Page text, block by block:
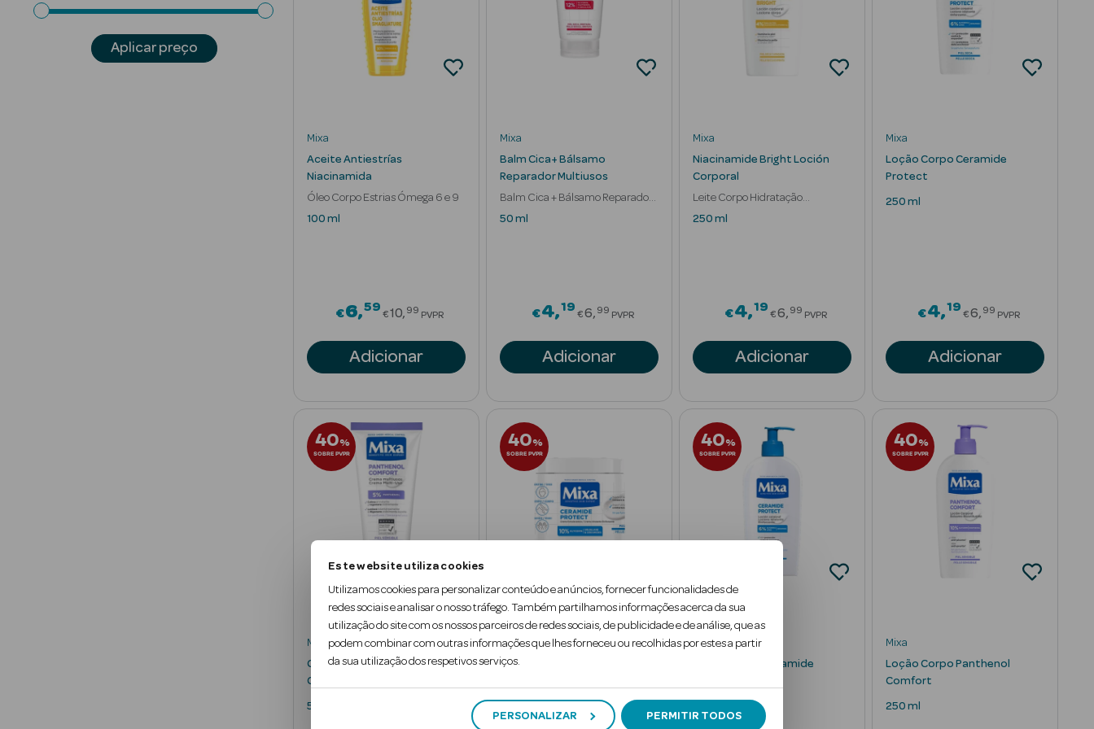
Este website utiliza cookies
Utilizamos cookies para personalizar conteúdo e anúncios, fornecer funcionalidades de
redes sociais e analisar o nosso tráfego. Também partilhamos informações acerca da sua
utilização do site com os nossos parceiros de redes sociais, de publicidade e de análise, que as
podem combinar com outras informações que lhes forneceu ou recolhidas por estes a partir
da sua utilização dos respetivos serviços.
PERSONALIZAR PERMITIR TODOS
Aplicar preço
Mixa
Aceite Antiestrías
Niacinamida
Óleo Corpo Estrias Ómega 6 e 9
100 ml
€6 59Price reduced from
€10 99 PVPR
Adicionar
Mixa
Balm Cica+ Bálsamo
Reparador Multiusos
Balm Cica + Bálsamo Reparador
Multiusos
50 ml
€4 19Price reduced from
€6 99 PVPR
Adicionar
Mixa
Niacinamide Bright Loción
Corporal
Leite Corpo Hidratação
Iluminador 48H
250 ml
€4 19Price reduced from
€6 99 PVPR
Adicionar
Mixa
Loção Corpo Ceramide
Protect
250 ml
€4 19Price reduced
€6 99 PVPR
Adicionar
40%
SOBRE PVPR
Mixa
Creme Multiusos Panthenol
Comfort
50 ml
40%
SOBRE PVPR
Mixa
Creme Fortalecedor Ceramida
40%
SOBRE PVPR
Mixa
Loção Corpo Ceramide
40%
SOBRE PVPR
Mixa
Loção Corpo Panthenol
Comfort
250 ml